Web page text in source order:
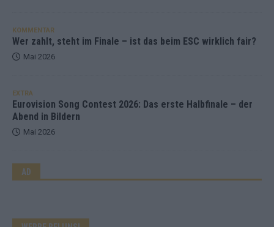
KOMMENTAR
Wer zahlt, steht im Finale – ist das beim ESC wirklich fair?
Mai 2026
EXTRA
Eurovision Song Contest 2026: Das erste Halbfinale – der
Abend in Bildern
Mai 2026
AD